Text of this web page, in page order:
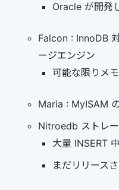
Oracle が開発
Falcon : InnoDB
ージエンジン
可能な限りメ
Maria : MyISAM
Nitroedb ストレ
大量 INSERT
まだリリース